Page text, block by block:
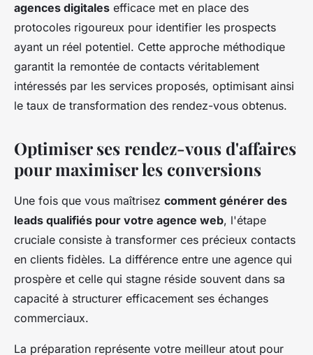
agences digitales efficace met en place des
protocoles rigoureux pour identifier les prospects
ayant un réel potentiel. Cette approche méthodique
garantit la remontée de contacts véritablement
intéressés par les services proposés, optimisant ainsi
le taux de transformation des rendez-vous obtenus.
Optimiser ses rendez-vous d'affaires
pour maximiser les conversions
Une fois que vous maîtrisez comment générer des
leads qualifiés pour votre agence web, l'étape
cruciale consiste à transformer ces précieux contacts
en clients fidèles. La différence entre une agence qui
prospère et celle qui stagne réside souvent dans sa
capacité à structurer efficacement ses échanges
commerciaux.
La préparation représente votre meilleur atout pour